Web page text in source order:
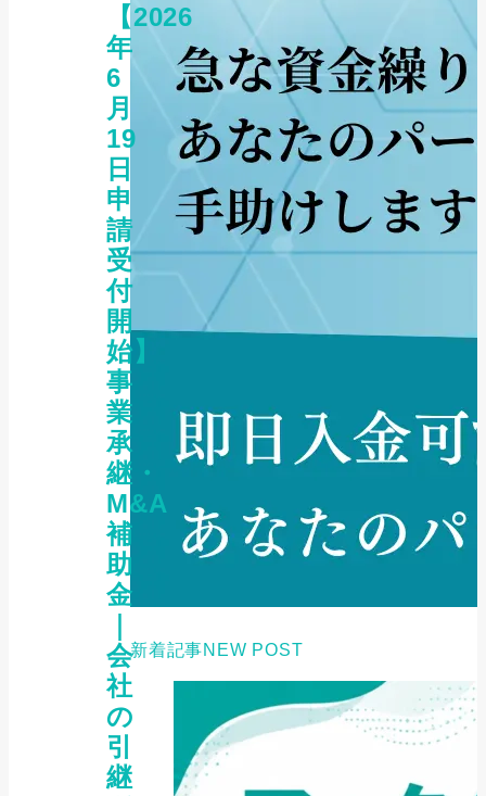
【2026
年
6
月
19
日
申
請
受
付
開
始】
事
業
承
継・
M&A
補
助
金
会
社
の
引
継
新着記事NEW POST